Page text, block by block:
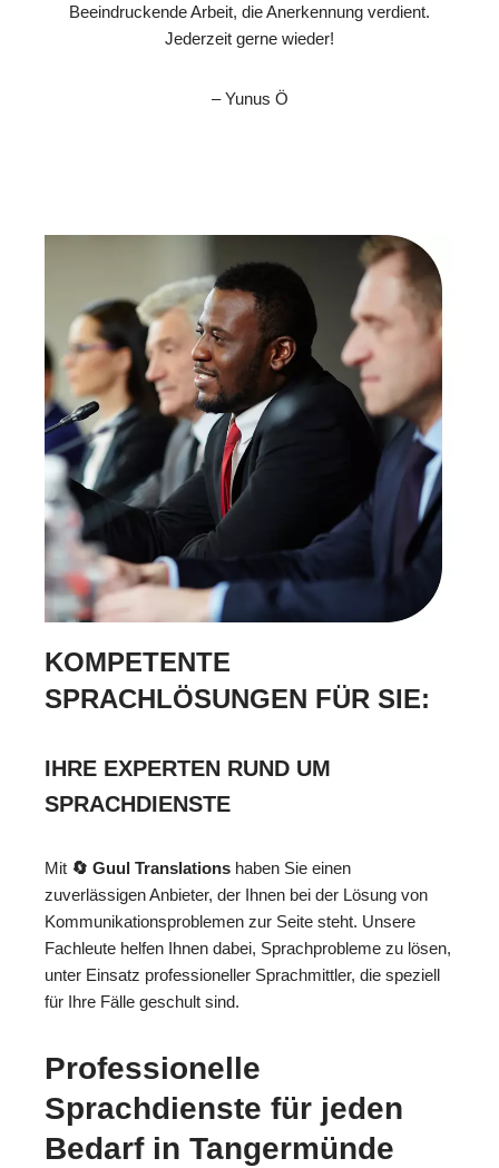
Beeindruckende Arbeit, die Anerkennung verdient.
Jederzeit gerne wieder!
– Yunus Ö
KOMPETENTE
SPRACHLÖSUNGEN FÜR SIE:
IHRE EXPERTEN RUND UM
SPRACHDIENSTE
Mit 🔄 Guul Translations haben Sie einen
zuverlässigen Anbieter, der Ihnen bei der Lösung von
Kommunikationsproblemen zur Seite steht. Unsere
Fachleute helfen Ihnen dabei, Sprachprobleme zu lösen,
unter Einsatz professioneller Sprachmittler, die speziell
für Ihre Fälle geschult sind.
Professionelle
Sprachdienste für jeden
Bedarf in Tangermünde